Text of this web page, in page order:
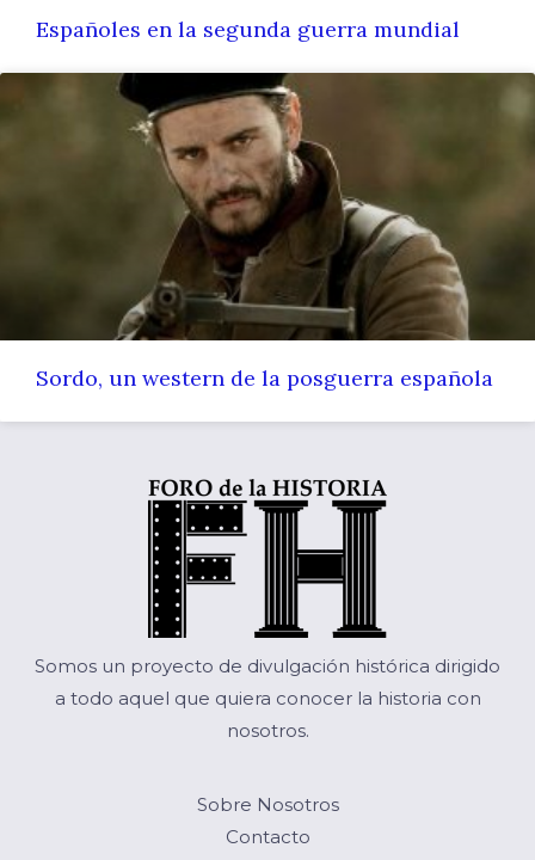
Españoles en la segunda guerra mundial
Sordo, un western de la posguerra española
Somos un proyecto de divulgación histórica dirigido
a todo aquel que quiera conocer la historia con
nosotros.
Sobre Nosotros
Contacto